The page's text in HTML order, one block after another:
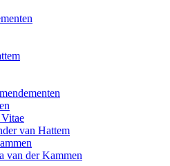
van Hattem
van der Kammen